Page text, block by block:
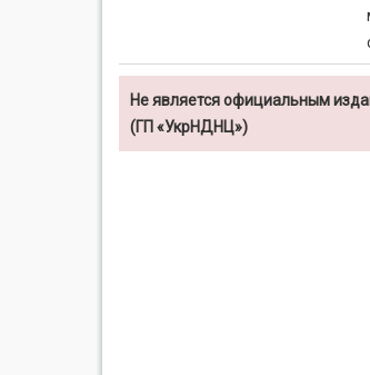
Не является официальным
(ГП «УкрНДНЦ»)